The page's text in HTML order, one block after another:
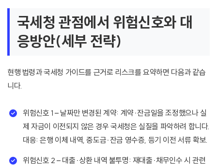
국세청 관점에서 위험신호와 대
응방안(세부 전략)
현행 법령과 국세청 가이드를 근거로 리스크를 요약하면 다음과 같습
니다.
위험신호 1 – 날짜만 변경된 계약: 계약·잔금일을 조정했으나 실
제 자금이 이전되지 않은 경우 국세청은 실질을 파악하려 합니다.
대응: 은행 이체 내역, 중도금·잔금 영수증, 등기 이전 서류 확보.
위험신호 2 – 대출·상환 내역 불투명: 재대출·채무인수 시 관련